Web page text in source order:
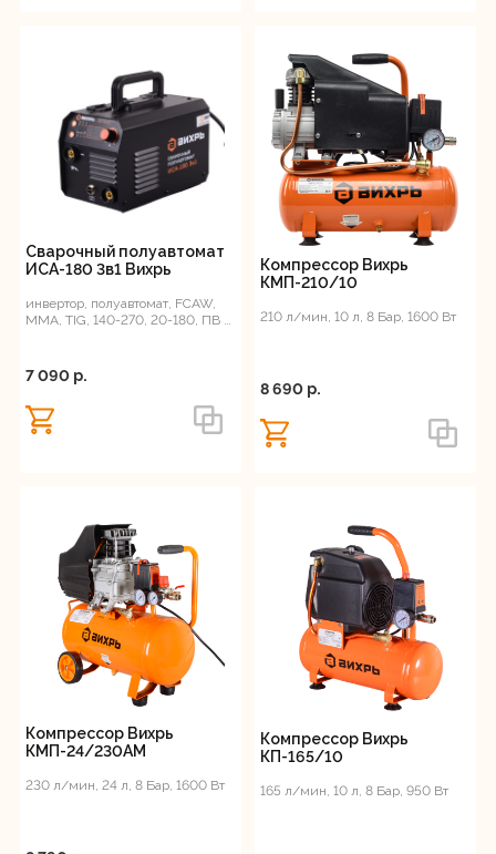
Сварочный полуавтомат
ИСА-180 3в1 Вихрь
инвертор, полуавтомат, FCAW,
ММА, TIG, 140-270, 20-180, ПВ -
7 090 p.
Компрессор Вихрь
КМП-210/10
210 л/мин, 10 л, 8 Бар, 1600 Вт
8 690 p.
Компрессор Вихрь
КМП-24/230АМ
230 л/мин, 24 л, 8 Бар, 1600 Вт
Компрессор Вихрь
КП-165/10
165 л/мин, 10 л, 8 Бар, 950 Вт